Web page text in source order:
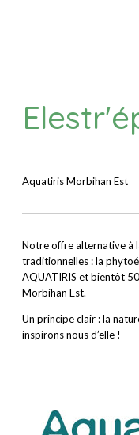
Aquatiris Morbihan Est
Notre offre alternative à
traditionnelles : la
AQUATIRIS et bientôt
Morbihan Est.
Un principe clair : la
inspirons nous d’elle !